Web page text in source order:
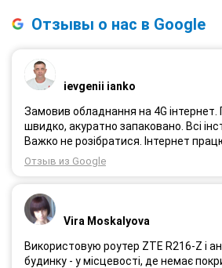
Отзывы о нас в Google
ievgenii ianko
Замовив обладнання на 4G
швидко, акуратно запаковано. Всі
Важко не розібратися. Інтернет
Отзыв из Google
Vira Moskalyova
Використовую роутер ZTE R216-Z і
будинку - у місцевості, де немає